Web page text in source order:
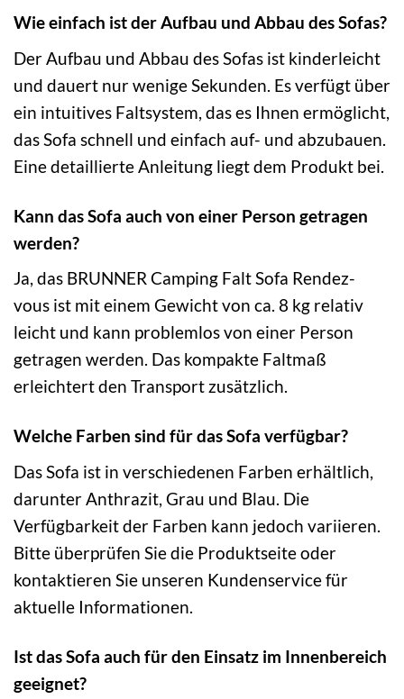
Wie einfach ist der Aufbau und Abbau des Sofas?
Der Aufbau und Abbau des Sofas ist kinderleicht
und dauert nur wenige Sekunden. Es verfügt über
ein intuitives Faltsystem, das es Ihnen ermöglicht,
das Sofa schnell und einfach auf- und abzubauen.
Eine detaillierte Anleitung liegt dem Produkt bei.
Kann das Sofa auch von einer Person getragen
werden?
Ja, das BRUNNER Camping Falt Sofa Rendez-
vous ist mit einem Gewicht von ca. 8 kg relativ
leicht und kann problemlos von einer Person
getragen werden. Das kompakte Faltmaß
erleichtert den Transport zusätzlich.
Welche Farben sind für das Sofa verfügbar?
Das Sofa ist in verschiedenen Farben erhältlich,
darunter Anthrazit, Grau und Blau. Die
Verfügbarkeit der Farben kann jedoch variieren.
Bitte überprüfen Sie die Produktseite oder
kontaktieren Sie unseren Kundenservice für
aktuelle Informationen.
Ist das Sofa auch für den Einsatz im Innenbereich
geeignet?